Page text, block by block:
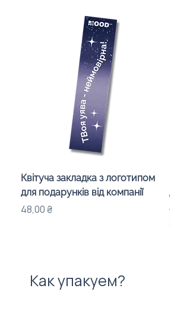
Квітуча закладка з логотипом
для подарунків від компанії
Цена
48,00 ₴
для
Цена
Как упакуем?